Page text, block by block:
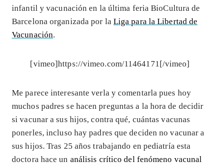
infantil y vacunación en la última feria BioCultura de
Barcelona organizada por la Liga para la Libertad de
Vacunación.
[vimeo]https://vimeo.com/11464171[/vimeo]
Me parece interesante verla y comentarla pues hoy
muchos padres se hacen preguntas a la hora de decidir
si vacunar a sus hijos, contra qué, cuántas vacunas
ponerles, incluso hay padres que deciden no vacunar a
sus hijos. Tras 25 años trabajando en pediatría esta
doctora hace un análisis crítico del fenómeno vacunal